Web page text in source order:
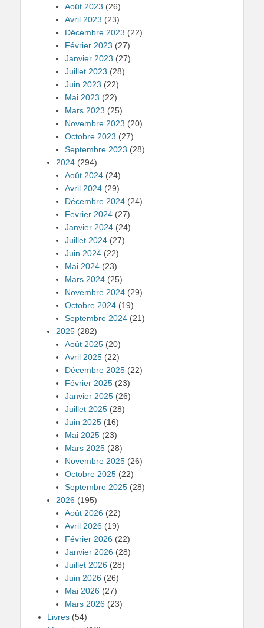
Août 2023 (26)
Avril 2023 (23)
Décembre 2023 (22)
Février 2023 (27)
Janvier 2023 (27)
Juillet 2023 (28)
Juin 2023 (22)
Mai 2023 (22)
Mars 2023 (25)
Novembre 2023 (20)
Octobre 2023 (27)
Septembre 2023 (28)
2024 (294)
Août 2024 (24)
Avril 2024 (29)
Décembre 2024 (24)
Fevrier 2024 (27)
Janvier 2024 (24)
Juillet 2024 (27)
Juin 2024 (22)
Mai 2024 (23)
Mars 2024 (25)
Novembre 2024 (29)
Octobre 2024 (19)
Septembre 2024 (21)
2025 (282)
Août 2025 (20)
Avril 2025 (22)
Décembre 2025 (22)
Février 2025 (23)
Janvier 2025 (26)
Juillet 2025 (28)
Juin 2025 (16)
Mai 2025 (23)
Mars 2025 (28)
Novembre 2025 (26)
Octobre 2025 (22)
Septembre 2025 (28)
2026 (195)
Août 2026 (22)
Avril 2026 (19)
Février 2026 (22)
Janvier 2026 (28)
Juillet 2026 (28)
Juin 2026 (26)
Mai 2026 (27)
Mars 2026 (23)
Livres (54)